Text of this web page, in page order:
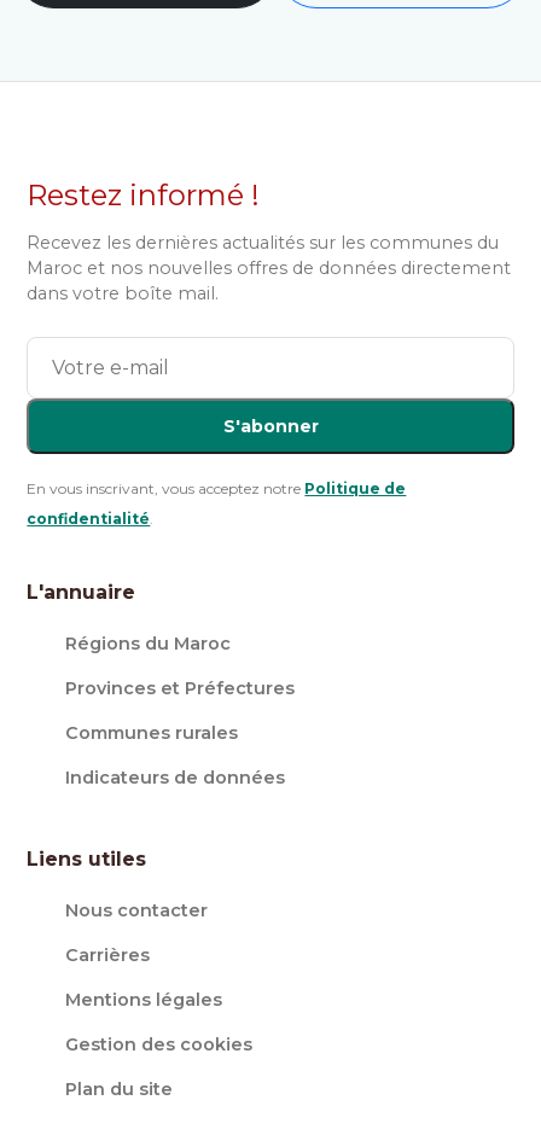
Restez informé !
Recevez les dernières actualités sur les communes du
Maroc et nos nouvelles offres de données directement
dans votre boîte mail.
S'abonner
En vous inscrivant, vous acceptez notre Politique de
confidentialité.
L'annuaire
Régions du Maroc
Provinces et Préfectures
Communes rurales
Indicateurs de données
Liens utiles
Nous contacter
Carrières
Mentions légales
Gestion des cookies
Plan du site